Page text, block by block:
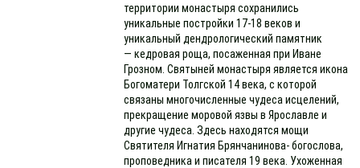
территории монастыря сохранились
уникальные постройки 17-18 веков и
уникальный дендрологический памятник
— кедровая роща, посаженная при Иване
Грозном. Святыней монастыря является икона
Богоматери Толгской 14 века, с которой
связаны многочисленные чудеса исцелений,
прекращение моровой язвы в Ярославле и
другие чудеса. Здесь находятся мощи
Святителя Игнатия Брянчанинова- богослова,
проповедника и писателя 19 века. Ухоженная